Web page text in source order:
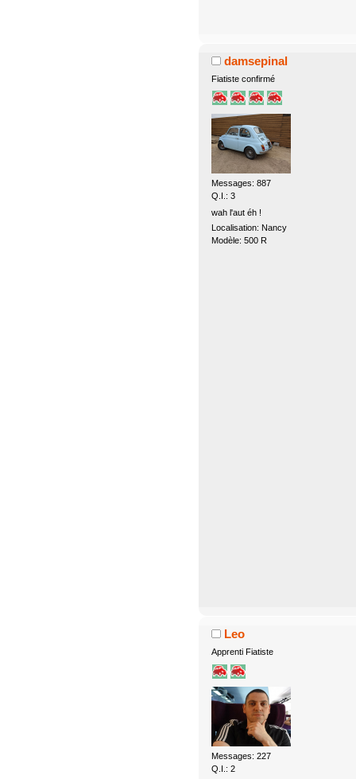
damsepinal
Fiatiste confirmé
Messages: 887
Q.I.: 3
wah l'aut éh !
Localisation: Nancy
Modèle: 500 R
Leo
Apprenti Fiatiste
Messages: 227
Q.I.: 2